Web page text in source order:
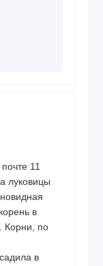
11
луковицы
в
Корни, по
в